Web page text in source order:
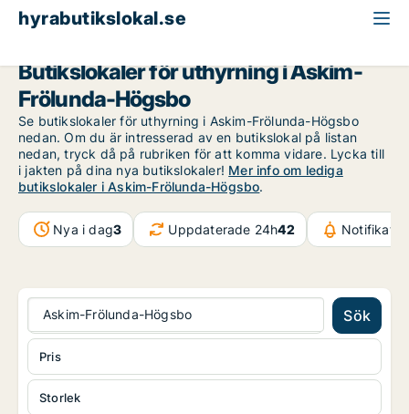
hyrabutikslokal.se
Butikslokaler för uthyrning i Askim-
Frölunda-Högsbo
Se butikslokaler för uthyrning i Askim-Frölunda-Högsbo
nedan. Om du är intresserad av en butikslokal på listan
nedan, tryck då på rubriken för att komma vidare. Lycka till
i jakten på dina nya butikslokaler! Mer info om lediga
butikslokaler i Askim-Frölunda-Högsbo.
Nya i dag3 Uppdaterade 24h42
Askim-Frölunda-Högsbo Sök
Storlek
Pris